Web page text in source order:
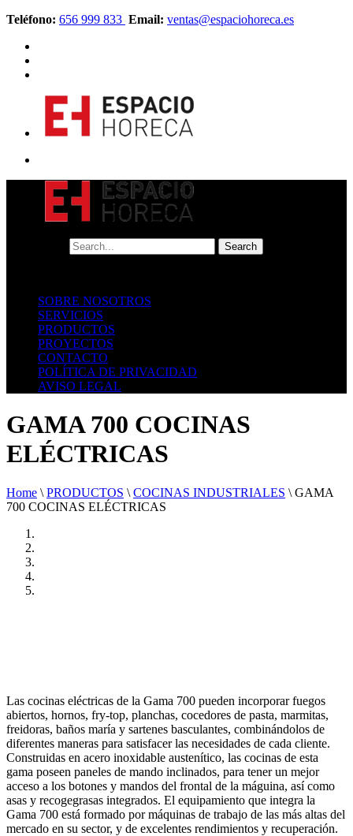
Teléfono: 656 999 833 Email: ventas@espaciohoreca.es
SOBRE NOSOTROS
SERVICIOS
PRODUCTOS
PROYECTOS
CONTACTO
POLÍTICA DE PRIVACIDAD
AVISO LEGAL
GAMA 700 COCINAS
ELÉCTRICAS
Home \ PRODUCTOS \ COCINAS INDUSTRIALES \ GAMA
700 COCINAS ELÉCTRICAS
Las cocinas eléctricas de la Gama 700 pueden incorporar fuegos
abiertos, hornos, fry-top, planchas, cocedores de pasta, marmitas,
freidoras, baños maría y sartenes basculantes, combinándolos de
diferentes maneras para satisfacer las necesidades de cada cliente.
Construidas en acero inoxidable austenítico, las cocinas de esta
gama poseen paneles de mando inclinados, para tener un mejor
acceso a los botones y mandos del frontal de la máguina, así como
asas y recogegrasas integrados. El equipamiento que integra la
Gama 700 está formado por máquinas de trabajo de las más altas del
mercado en su sector, y de excelentes rendimientos y recuperación.